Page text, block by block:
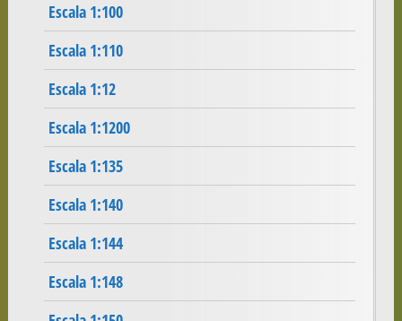
Escala 1:100
Escala 1:110
Escala 1:12
Escala 1:1200
Escala 1:135
Escala 1:140
Escala 1:144
Escala 1:148